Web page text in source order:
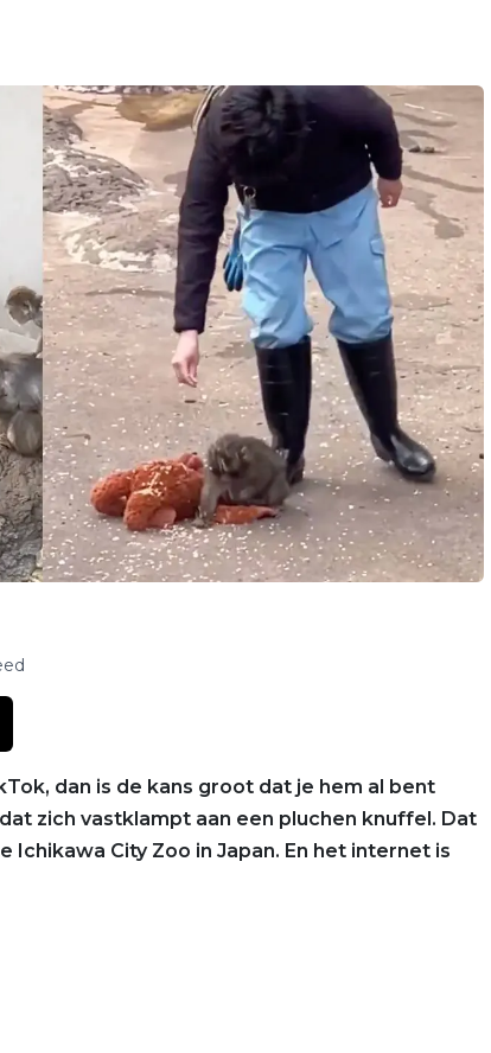
dan is de kans groot dat je hem al bent
zich vastklampt aan een pluchen knuffel. Dat
Ichikawa City Zoo in Japan. En het internet is